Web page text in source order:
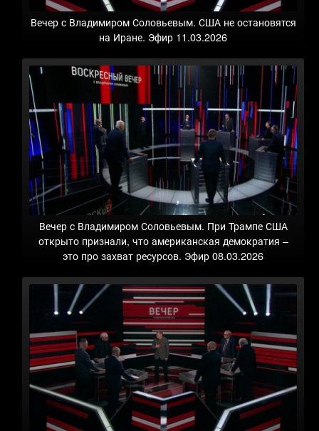
Вечер с Владимиром Соловьевым. США не остановятся
на Иране. Эфир 11.03.2026
Вечер с Владимиром Соловьевым. При Трампе США
открыто признали, что американская демократия –
это про захват ресурсов. Эфир 08.03.2026